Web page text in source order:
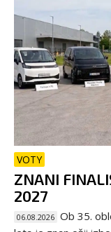
VOTY
ZNANI
2027
06.08.2026 Ob 35.